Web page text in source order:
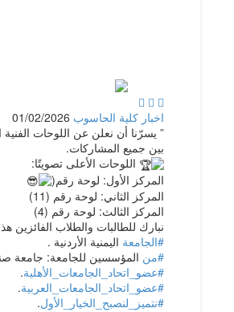
  
اخبار كلية الحاسوب 01/02/2026
” يسرّنا أن نعلن عن اللوحات
بين جميع المشاركات.
اللوحات الأعلى تصويتًا:
المركز الأول: لوحة رقم(
المركز الثاني: لوحة رقم (11)
المركز الثالث: لوحة رقم (4)
نبارك للطالبات والطلاب الفائزين
#الجامعة اليمنية الأردنية .
#من المؤسسين للجامعة: جامعة
#عضو_اتحاد_الجامعات_الأهلية.
#عضو_اتحاد_الجامعات_العربية.
#نتميز_لنصبح_الخيار_الأول.